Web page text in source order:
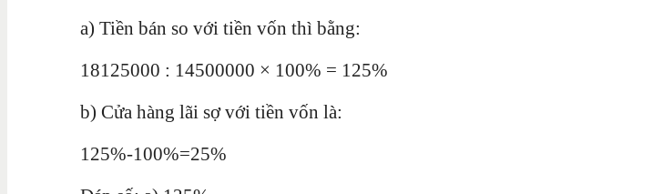
a) Tiền bán so với tiền vốn thì bằng:
18125000 : 14500000 × 100% = 125%
b) Cửa hàng lãi sợ với tiền vốn là:
125%-100%=25%